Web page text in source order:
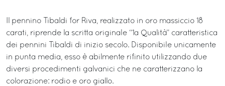
Il pennino Tibaldi for Riva, realizzato in oro massiccio 18
carati, riprende la scritta originale “1a Qualità” caratteristica
dei pennini Tibaldi di inizio secolo. Disponibile unicamente
in punta media, esso è abilmente rifinito utilizzando due
diversi procedimenti galvanici che ne caratterizzano la
colorazione: rodio e oro giallo.